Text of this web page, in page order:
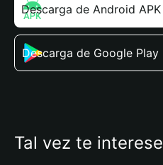
Descarga de Android APK
Descarga de Google Play
Tal vez te